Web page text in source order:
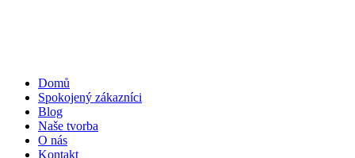
Domů
Spokojený zákazníci
Blog
Naše tvorba
O nás
Kontakt